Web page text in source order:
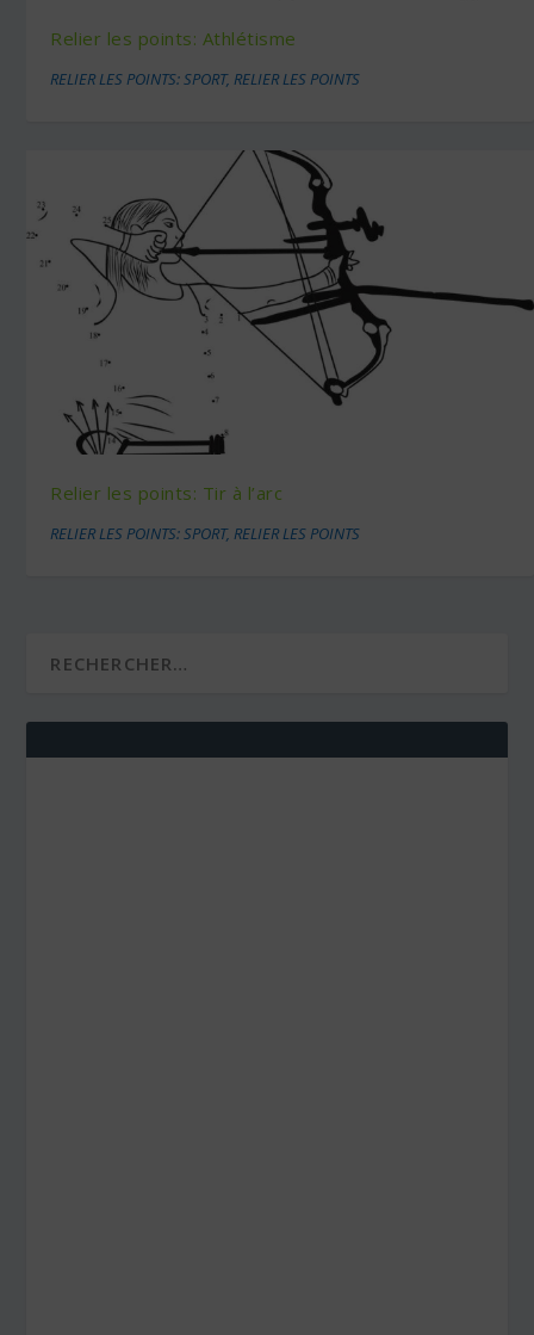
Relier les points: Athlétisme
RELIER LES POINTS: SPORT,RELIER LES POINTS
Relier les points: Tir à l’arc
RELIER LES POINTS: SPORT,RELIER LES POINTS